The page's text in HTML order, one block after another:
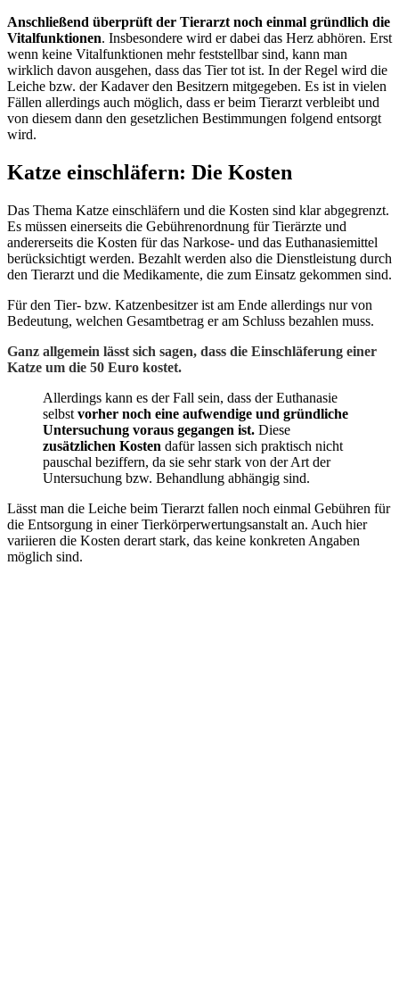
Anschließend überprüft der Tierarzt noch einmal gründlich die
Vitalfunktionen. Insbesondere wird er dabei das Herz abhören. Erst
wenn keine Vitalfunktionen mehr feststellbar sind, kann man
wirklich davon ausgehen, dass das Tier tot ist. In der Regel wird die
Leiche bzw. der Kadaver den Besitzern mitgegeben. Es ist in vielen
Fällen allerdings auch möglich, dass er beim Tierarzt verbleibt und
von diesem dann den gesetzlichen Bestimmungen folgend entsorgt
wird.
Katze einschläfern: Die Kosten
Das Thema Katze einschläfern und die Kosten sind klar abgegrenzt.
Es müssen einerseits die Gebührenordnung für Tierärzte und
andererseits die Kosten für das Narkose- und das Euthanasiemittel
berücksichtigt werden. Bezahlt werden also die Dienstleistung durch
den Tierarzt und die Medikamente, die zum Einsatz gekommen sind.
Für den Tier- bzw. Katzenbesitzer ist am Ende allerdings nur von
Bedeutung, welchen Gesamtbetrag er am Schluss bezahlen muss.
Ganz allgemein lässt sich sagen, dass die Einschläferung einer
Katze um die 50 Euro kostet.
Allerdings kann es der Fall sein, dass der Euthanasie
selbst vorher noch eine aufwendige und gründliche
Untersuchung voraus gegangen ist. Diese
zusätzlichen Kosten dafür lassen sich praktisch nicht
pauschal beziffern, da sie sehr stark von der Art der
Untersuchung bzw. Behandlung abhängig sind.
Lässt man die Leiche beim Tierarzt fallen noch einmal Gebühren für
die Entsorgung in einer Tierkörperwertungsanstalt an. Auch hier
variieren die Kosten derart stark, das keine konkreten Angaben
möglich sind.